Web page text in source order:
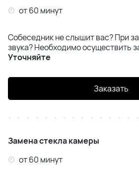
от 60 минут
Собеседник не слышит вас? При
звука? Необходимо осуществить
Уточняйте
Заказать
Замена стекла камеры
от 60 минут